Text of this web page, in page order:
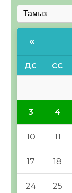
«
ДС СС
3 4
10 11
17 18
24 25